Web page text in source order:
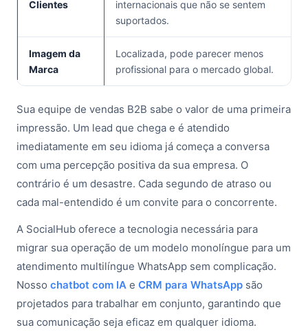
Clientes
internacionais que não se sentem
suportados.
Imagem da
Marca
Localizada, pode parecer menos
profissional para o mercado global.
Sua equipe de vendas B2B sabe o valor de uma primeira
impressão. Um lead que chega e é atendido
imediatamente em seu idioma já começa a conversa
com uma percepção positiva da sua empresa. O
contrário é um desastre. Cada segundo de atraso ou
cada mal-entendido é um convite para o concorrente.
A SocialHub oferece a tecnologia necessária para
migrar sua operação de um modelo monolíngue para um
atendimento multilíngue WhatsApp sem complicação.
Nosso chatbot com IA e CRM para WhatsApp são
projetados para trabalhar em conjunto, garantindo que
sua comunicação seja eficaz em qualquer idioma.